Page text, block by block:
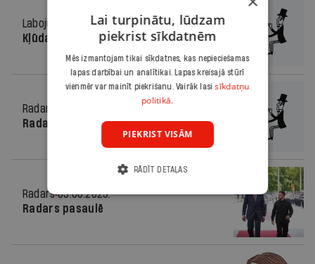
Labojums
05.06.2025.
Kļūdas labojums
Radars
Radars Latvijā
Radars 05.06.2025.
Radars pasaulē
Lai turpinātu, lūdzam
piekrist sīkdatnēm
Mēs izmantojam tikai sīkdatnes, kas nepieciešamas
lapas darbībai un analītikai. Lapas kreisajā stūrī
vienmēr var mainīt piekrišanu. Vairāk lasisīkdatņu
politikā.
PIEKRIST VISĀM
RĀDĪT DETAĻAS